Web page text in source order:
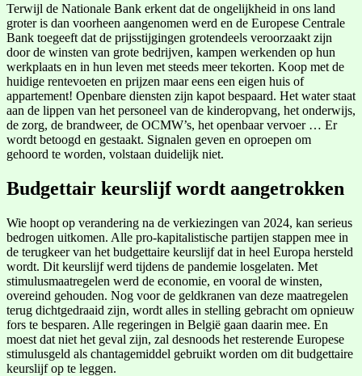
Terwijl de Nationale Bank erkent dat de ongelijkheid in ons land
groter is dan voorheen aangenomen werd en de Europese Centrale
Bank toegeeft dat de prijsstijgingen grotendeels veroorzaakt zijn
door de winsten van grote bedrijven, kampen werkenden op hun
werkplaats en in hun leven met steeds meer tekorten. Koop met de
huidige rentevoeten en prijzen maar eens een eigen huis of
appartement! Openbare diensten zijn kapot bespaard. Het water staat
aan de lippen van het personeel van de kinderopvang, het onderwijs,
de zorg, de brandweer, de OCMW’s, het openbaar vervoer … Er
wordt betoogd en gestaakt. Signalen geven en oproepen om
gehoord te worden, volstaan duidelijk niet.
Budgettair keurslijf wordt aangetrokken
Wie hoopt op verandering na de verkiezingen van 2024, kan serieus
bedrogen uitkomen. Alle pro-kapitalistische partijen stappen mee in
de terugkeer van het budgettaire keurslijf dat in heel Europa hersteld
wordt. Dit keurslijf werd tijdens de pandemie losgelaten. Met
stimulusmaatregelen werd de economie, en vooral de winsten,
overeind gehouden. Nog voor de geldkranen van deze maatregelen
terug dichtgedraaid zijn, wordt alles in stelling gebracht om opnieuw
fors te besparen. Alle regeringen in België gaan daarin mee. En
moest dat niet het geval zijn, zal desnoods het resterende Europese
stimulusgeld als chantagemiddel gebruikt worden om dit budgettaire
keurslijf op te leggen.